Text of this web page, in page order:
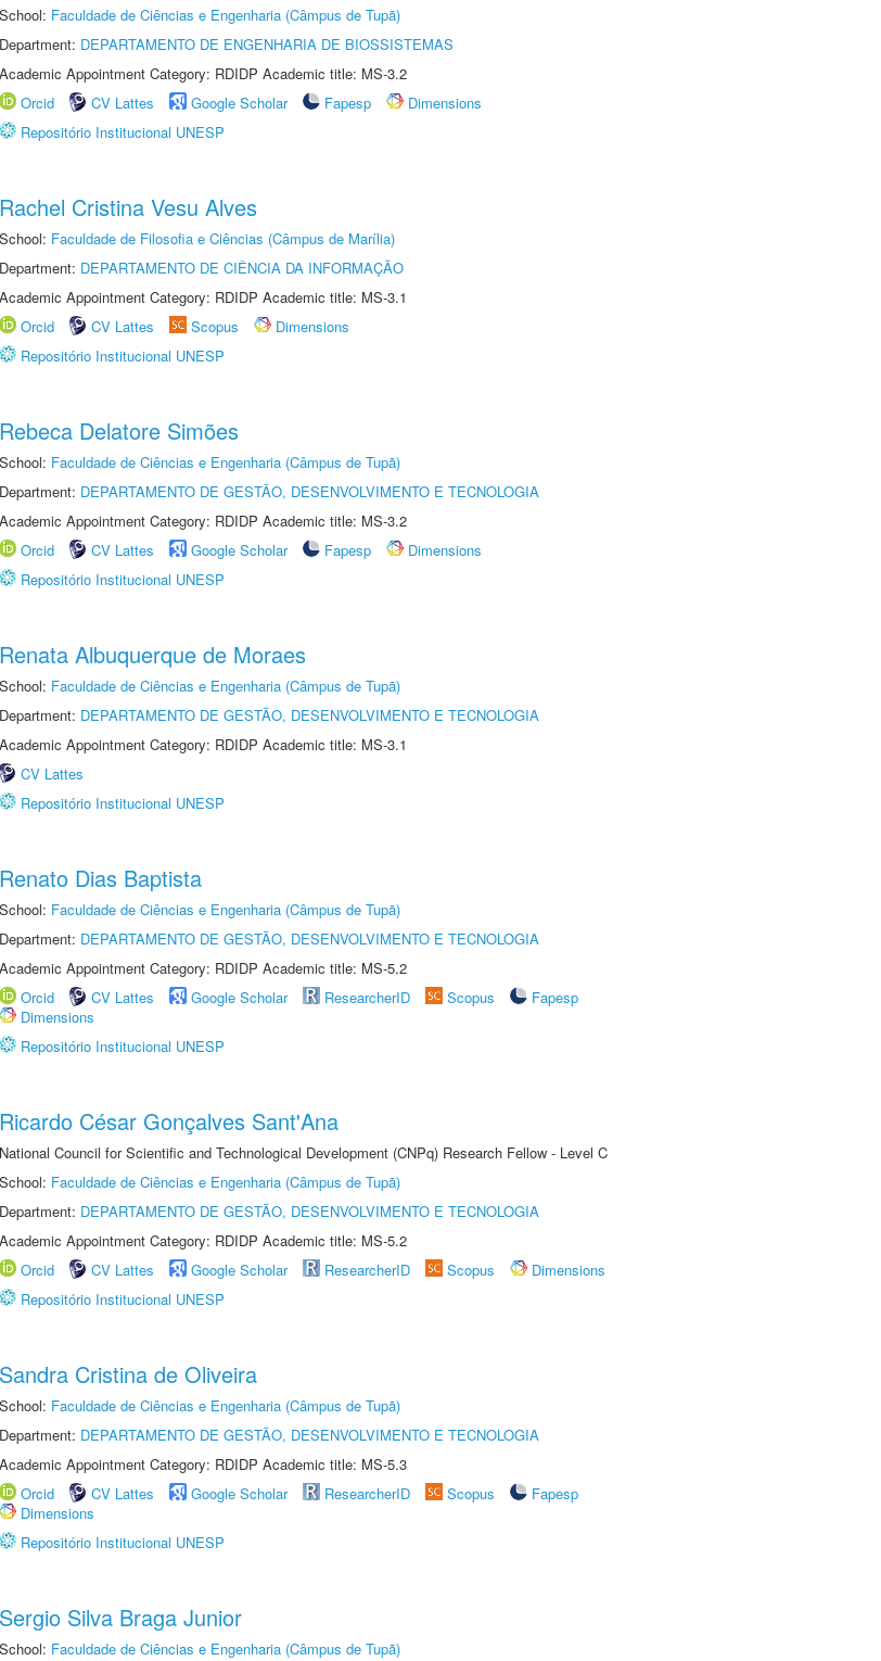
School: Faculdade de Ciências e Engenharia (Câmpus de Tupã)
Department: DEPARTAMENTO DE ENGENHARIA DE BIOSSISTEMAS
Academic Appointment Category: RDIDP Academic title: MS-3.2
Orcid
CV Lattes Google Scholar Fapesp
Dimensions
Repositório Institucional UNESP
Rachel Cristina Vesu Alves
School: Faculdade de Filosofia e Ciências (Câmpus de Marília)
Department: DEPARTAMENTO DE CIÊNCIA DA INFORMAÇÃO
Academic Appointment Category: RDIDP Academic title: MS-3.1
Orcid
CV Lattes Scopus
Dimensions
Repositório Institucional UNESP
Rebeca Delatore Simões
School: Faculdade de Ciências e Engenharia (Câmpus de Tupã)
Department: DEPARTAMENTO DE GESTÃO, DESENVOLVIMENTO E TECNOLOGIA
Academic Appointment Category: RDIDP Academic title: MS-3.2
Orcid
CV Lattes Google Scholar Fapesp
Dimensions
Repositório Institucional UNESP
Renata Albuquerque de Moraes
School: Faculdade de Ciências e Engenharia (Câmpus de Tupã)
Department: DEPARTAMENTO DE GESTÃO, DESENVOLVIMENTO E TECNOLOGIA
Academic Appointment Category: RDIDP Academic title: MS-3.1
CV Lattes
Repositório Institucional UNESP
Renato Dias Baptista
School: Faculdade de Ciências e Engenharia (Câmpus de Tupã)
Department: DEPARTAMENTO DE GESTÃO, DESENVOLVIMENTO E TECNOLOGIA
Academic Appointment Category: RDIDP Academic title: MS-5.2
Orcid
CV Lattes Google Scholar ResearcherID Scopus
Fapesp
Dimensions
Repositório Institucional UNESP
Ricardo César Gonçalves Sant'Ana
National Council for Scientific and Technological Development (CNPq) Research Fellow - Level C
School: Faculdade de Ciências e Engenharia (Câmpus de Tupã)
Department: DEPARTAMENTO DE GESTÃO, DESENVOLVIMENTO E TECNOLOGIA
Academic Appointment Category: RDIDP Academic title: MS-5.2
Orcid
CV Lattes Google Scholar ResearcherID Scopus
Dimensions
Repositório Institucional UNESP
Sandra Cristina de Oliveira
School: Faculdade de Ciências e Engenharia (Câmpus de Tupã)
Department: DEPARTAMENTO DE GESTÃO, DESENVOLVIMENTO E TECNOLOGIA
Academic Appointment Category: RDIDP Academic title: MS-5.3
Orcid
CV Lattes Google Scholar ResearcherID Scopus
Fapesp
Dimensions
Repositório Institucional UNESP
Sergio Silva Braga Junior
School: Faculdade de Ciências e Engenharia (Câmpus de Tupã)